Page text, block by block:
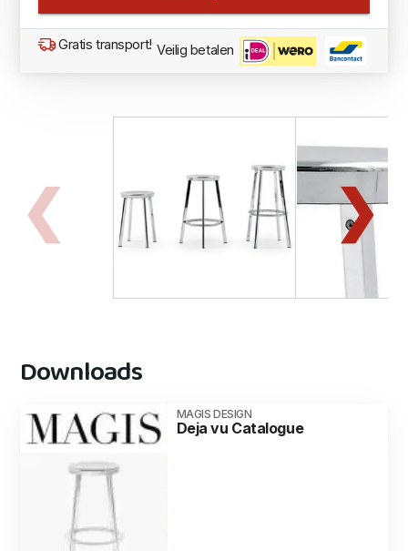
Gratis transport! Veilig betalen
Downloads
MAGIS DESIGN
Deja vu Catalogue